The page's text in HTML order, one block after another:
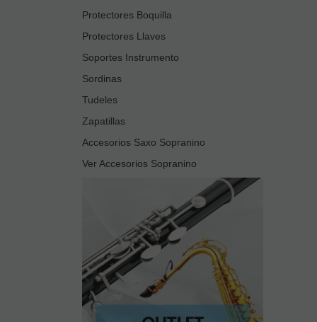
Protectores Boquilla
Protectores Llaves
Soportes Instrumento
Sordinas
Tudeles
Zapatillas
Accesorios Saxo Sopranino
Ver Accesorios Sopranino